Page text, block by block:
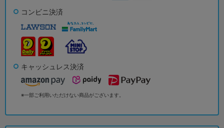
コンビニ決済
キャッシュレス決済
※一部ご利用いただけない商品がございます。